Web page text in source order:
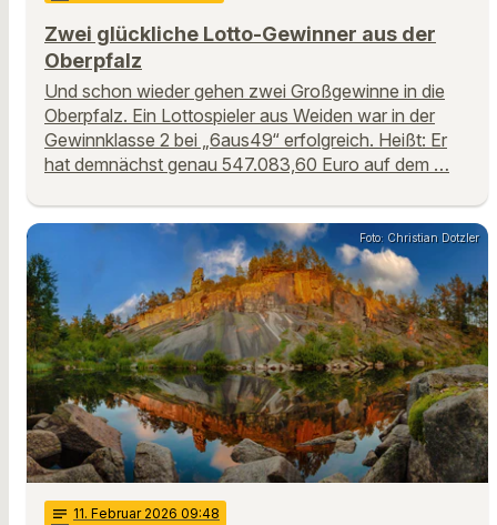
Zwei glückliche Lotto-Gewinner aus der
Oberpfalz
Und schon wieder gehen zwei Großgewinne in die
Oberpfalz. Ein Lottospieler aus Weiden war in der
Gewinnklasse 2 bei „6aus49“ erfolgreich. Heißt: Er
hat demnächst genau 547.083,60 Euro auf dem …
Foto: Christian Dotzler
notes 11. Februar 2026 09:48